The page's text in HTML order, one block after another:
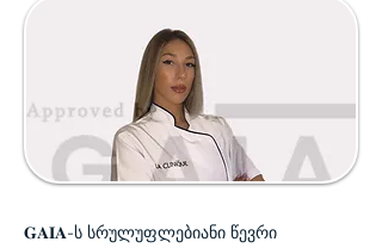
𝐆𝐀𝐈𝐀-ს სრულუფლებიანი წევრი